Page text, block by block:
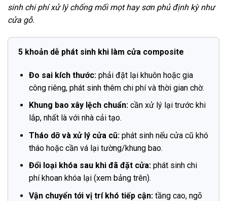
sinh chi phí xử lý chống mối mọt hay sơn phủ định kỳ như
cửa gỗ.
5 khoản dễ phát sinh khi làm cửa composite
Đo sai kích thước:phải đặt lại khuôn hoặc gia
công riêng, phát sinh thêm chi phí và thời gian chờ.
Khung bao xây lệch chuẩn:cần xử lý lại trước khi
lắp, nhất là với nhà cải tạo.
Tháo dỡ và xử lý cửa cũ:phát sinh nếu cửa cũ khó
tháo hoặc cần vá lại tường/khung bao.
Đổi loại khóa sau khi đã đặt cửa:phát sinh chi
phí khoan khóa lại (xem bảng trên).
Vận chuyển tới vị trí khó tiếp cận:tầng cao, ngõ